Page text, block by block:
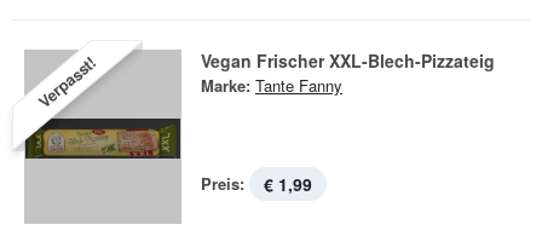
Verpasst! Vegan Frischer XXL-Blech-Pizzateig
Marke: Tante Fanny
Preis: € 1,99